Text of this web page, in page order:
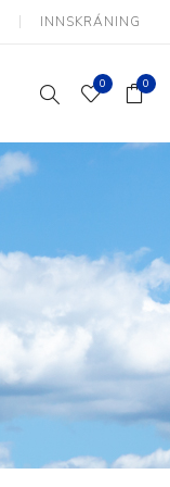
INNSKRÁNING
0 0